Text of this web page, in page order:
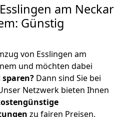
am Neckar
Günstig
von Esslingen am
und möchten dabei
sparen? Dann sind Sie bei
Netzwerk bieten Ihnen
zu fairen Preisen,